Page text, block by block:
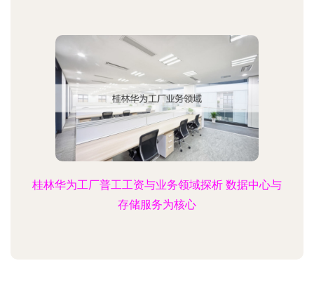
桂林华为工厂普工工资与业务领域探析 数据中心与
存储服务为核心